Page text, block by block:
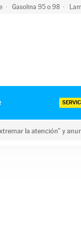
Gasolina 95 o 98
la atención” y